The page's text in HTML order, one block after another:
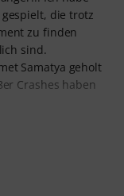
die trotz
zu finden
sind.
Samatya geholt
Crashes haben